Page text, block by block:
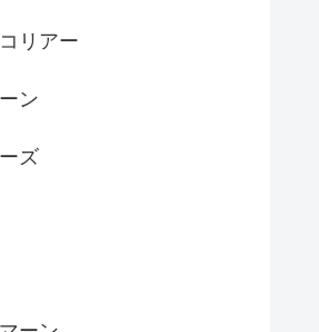
リアー
ン
ズ